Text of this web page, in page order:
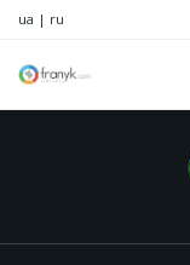
ua | ru